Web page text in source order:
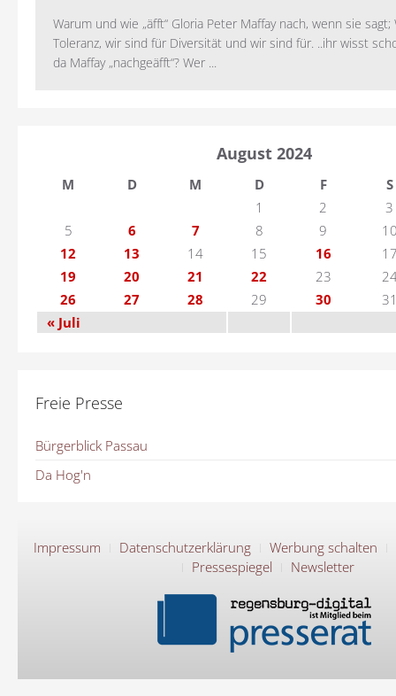
Warum und wie „äfft“ Gloria Peter Maffay nach, wenn sie
Toleranz, wir sind für Diversität und wir sind für. ..ihr wisst
da Maffay „nachgeäfft“? Wer ...
August 2024
M D M D F
S
1
2
3
5
6 7 8 9
12
13 14 15 16
19
20 21 22 23
26
27 28 29 30
« Juli
Freie Presse
Bürgerblick Passau
Da Hog'n
Impressum Datenschutzerklärung
Werbung schalten
Pressespiegel
Newsletter